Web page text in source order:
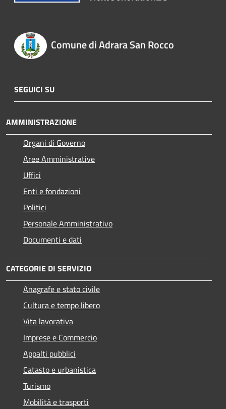
Comune di Adrara San Rocco
SEGUICI SU
AMMINISTRAZIONE
Organi di Governo
Aree Amministrative
Uffici
Enti e fondazioni
Politici
Personale Amministrativo
Documenti e dati
CATEGORIE DI SERVIZIO
Anagrafe e stato civile
Cultura e tempo libero
Vita lavorativa
Imprese e Commercio
Appalti pubblici
Catasto e urbanistica
Turismo
Mobilità e trasporti